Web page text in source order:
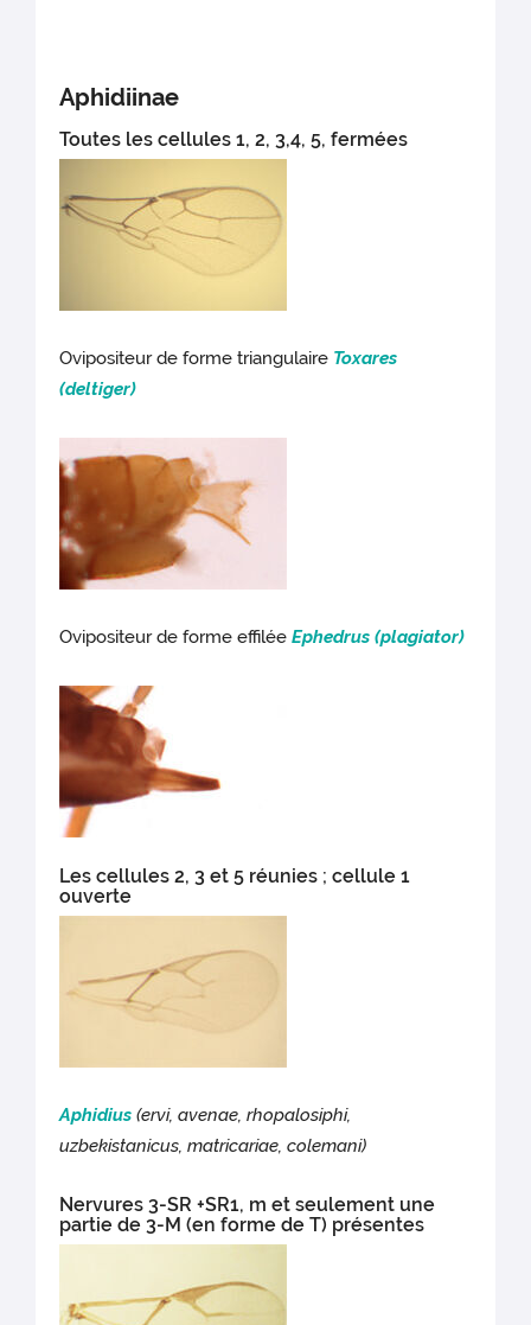
Aphidiinae
Toutes les cellules 1, 2, 3,4, 5, fermées
Ovipositeur de forme triangulaire Toxares
(deltiger)
Ovipositeur de forme effiléeEphedrus(plagiator)
Les cellules 2, 3 et 5 réunies ; cellule 1
ouverte
Aphidius(ervi, avenae, rhopalosiphi,
uzbekistanicus, matricariae, colemani)
Nervures 3-SR +SR1, m et seulement une
partie de 3-M (en forme de T) présentes